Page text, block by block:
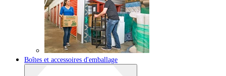
Boîtes et accessoires d'emballage